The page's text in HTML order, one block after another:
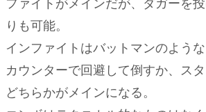
ファイトがメインだが、ダガーを
りも可能。
インファイトはバットマンのような
カウンターで回避して倒すか、ス
どちらかがメインになる。